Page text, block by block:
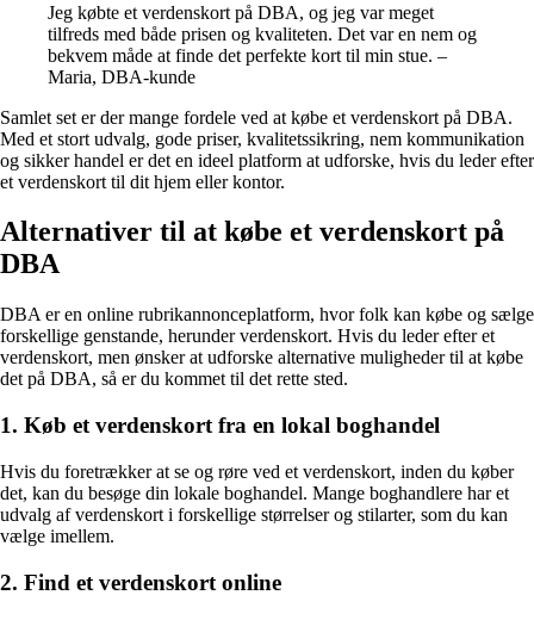
Jeg købte et verdenskort på DBA, og jeg var meget
tilfreds med både prisen og kvaliteten. Det var en nem og
bekvem måde at finde det perfekte kort til min stue. –
Maria, DBA-kunde
Samlet set er der mange fordele ved at købe et verdenskort på DBA.
Med et stort udvalg, gode priser, kvalitetssikring, nem kommunikation
og sikker handel er det en ideel platform at udforske, hvis du leder efter
et verdenskort til dit hjem eller kontor.
Alternativer til at købe et verdenskort på
DBA
DBA er en online rubrikannonceplatform, hvor folk kan købe og sælge
forskellige genstande, herunder verdenskort. Hvis du leder efter et
verdenskort, men ønsker at udforske alternative muligheder til at købe
det på DBA, så er du kommet til det rette sted.
1. Køb et verdenskort fra en lokal boghandel
Hvis du foretrækker at se og røre ved et verdenskort, inden du køber
det, kan du besøge din lokale boghandel. Mange boghandlere har et
udvalg af verdenskort i forskellige størrelser og stilarter, som du kan
vælge imellem.
2. Find et verdenskort online